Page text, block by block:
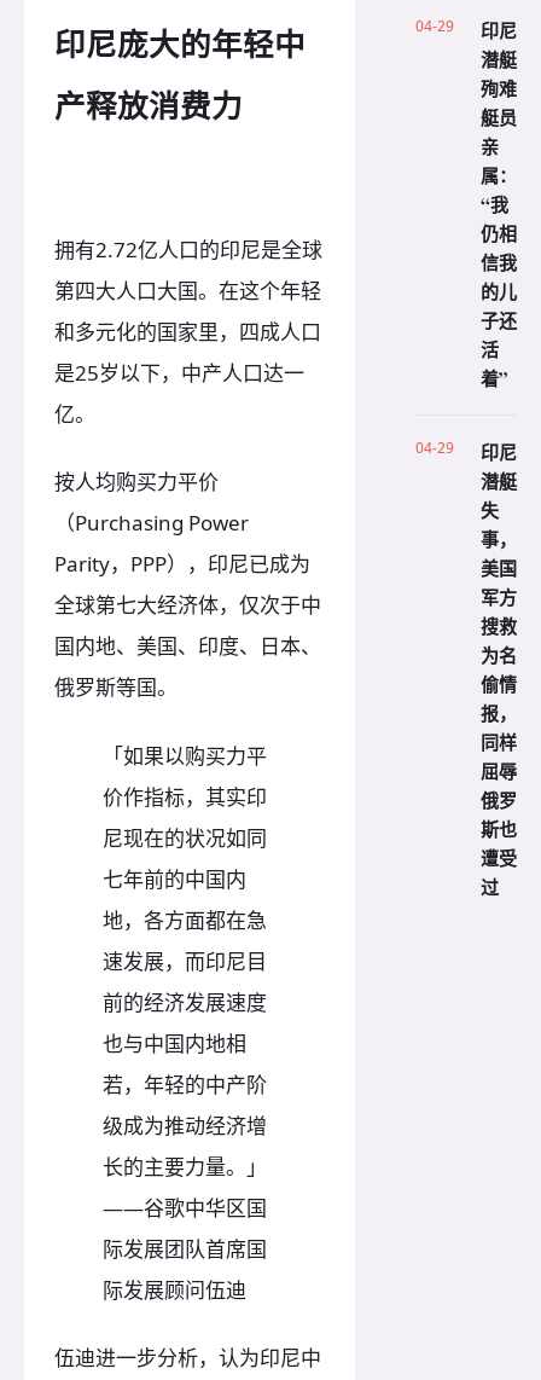
印尼庞大的年轻中
产释放消费力
拥有2.72亿人口的印尼是全球
第四大人口大国。在这个年轻
和多元化的国家里，四成人口
是25岁以下，中产人口达一
亿。
按人均购买力平价
（Purchasing Power
Parity，PPP），印尼已成为
全球第七大经济体，仅次于中
国内地、美国、印度、日本、
俄罗斯等国。
「如果以购买力平
价作指标，其实印
尼现在的状况如同
七年前的中国内
地，各方面都在急
速发展，而印尼目
前的经济发展速度
也与中国内地相
若，年轻的中产阶
级成为推动经济增
长的主要力量。」
——谷歌中华区国
际发展团队首席国
际发展顾问伍迪
伍迪进一步分析，认为印尼中
04-29
印尼
潜艇
殉难
艇员
亲
属：
“我
仍相
信我
的儿
子还
活
着”
04-29
印尼
潜艇
失
事，
美国
军方
搜救
为名
偷情
报，
同样
屈辱
俄罗
斯也
遭受
过